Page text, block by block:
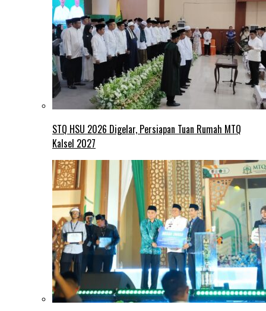
STQ HSU 2026 Digelar, Persiapan Tuan Rumah MTQ
Kalsel 2027